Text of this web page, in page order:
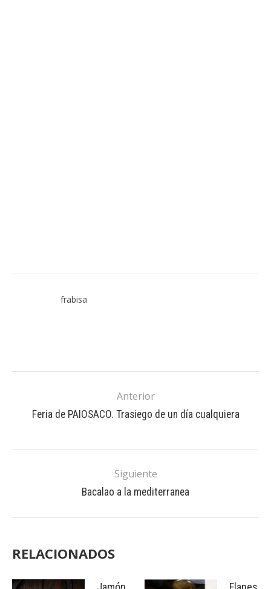
frabisa
Anterior
Feria de PAIOSACO. Trasiego de un día cualquiera
Siguiente
Bacalao a la mediterranea
RELACIONADOS